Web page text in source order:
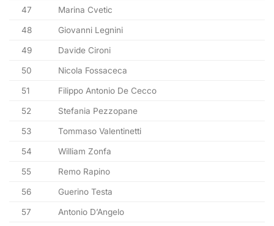
47 Marina Cvetic
48 Giovanni Legnini
49 Davide Cironi
50 Nicola Fossaceca
51 Filippo Antonio De Cecco
52 Stefania Pezzopane
53 Tommaso Valentinetti
54 William Zonfa
55 Remo Rapino
56 Guerino Testa
57 Antonio D’Angelo